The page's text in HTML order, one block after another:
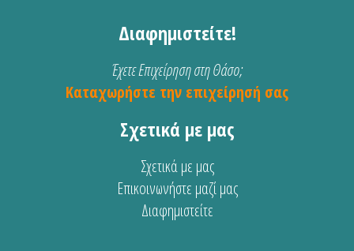
Διαφημιστείτε!
Έχετε Επιχείρηση στη Θάσο;
Καταχωρήστε την επιχείρησή σας
Σχετικά με μας
Σχετικά με μας
Επικοινωνήστε μαζί μας
Διαφημιστείτε